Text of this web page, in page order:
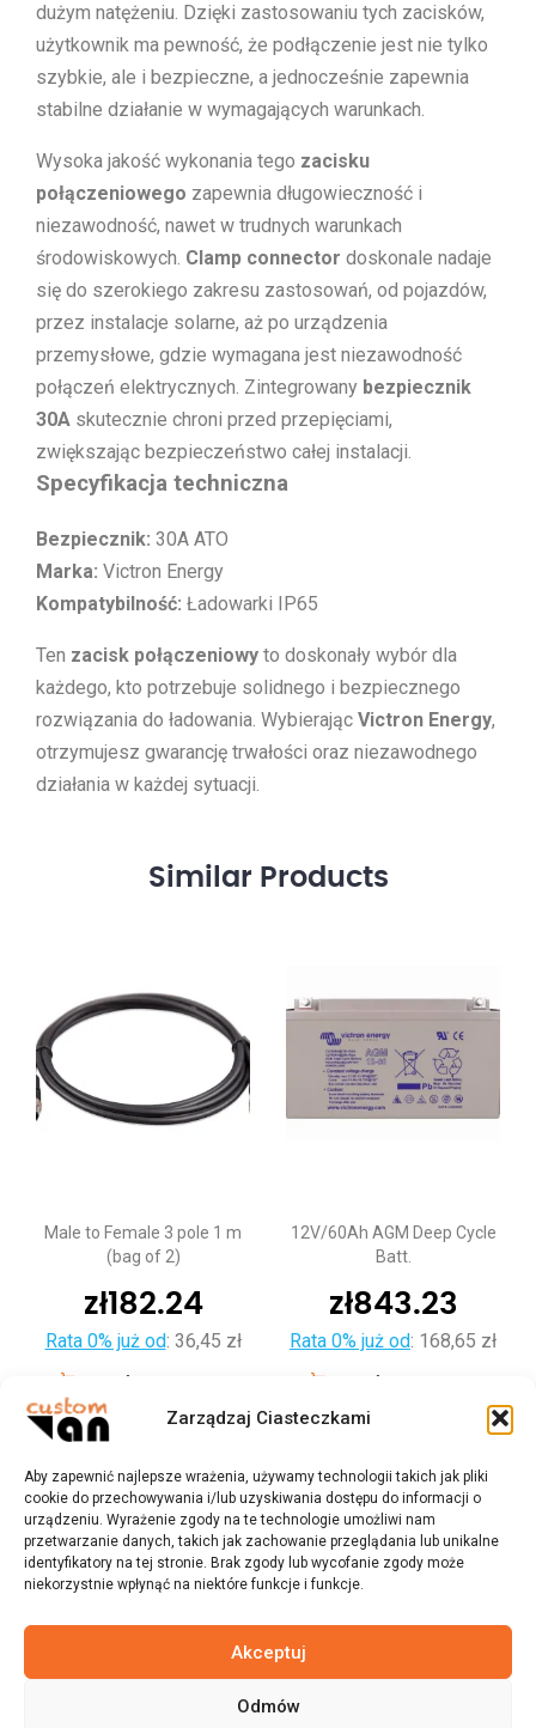
Zarządzaj Ciasteczkami
Aby zapewnić najlepsze wrażenia, używamy technologii takich jak pliki
cookie do przechowywania i/lub uzyskiwania dostępu do informacji o
urządzeniu. Wyrażenie zgody na te technologie umożliwi nam
przetwarzanie danych, takich jak zachowanie przeglądania lub unikalne
identyfikatory na tej stronie. Brak zgody lub wycofanie zgody może
niekorzystnie wpłynąć na niektóre funkcje i funkcje.
Akceptuj
Odmów
dużym natężeniu. Dzięki zastosowaniu tych zacisków,
użytkownik ma pewność, że podłączenie jest nie tylko
szybkie, ale i bezpieczne, a jednocześnie zapewnia
stabilne działanie w wymagających warunkach.
Wysoka jakość wykonania tego zacisku
połączeniowego zapewnia długowieczność i
niezawodność, nawet w trudnych warunkach
środowiskowych. Clamp connector doskonale nadaje
się do szerokiego zakresu zastosowań, od pojazdów,
przez instalacje solarne, aż po urządzenia
przemysłowe, gdzie wymagana jest niezawodność
połączeń elektrycznych. Zintegrowany bezpiecznik
30A skutecznie chroni przed przepięciami,
zwiększając bezpieczeństwo całej instalacji.
Specyfikacja techniczna
Bezpiecznik: 30A ATO
Marka: Victron Energy
Kompatybilność: Ładowarki IP65
Ten zacisk połączeniowy to doskonały wybór dla
każdego, kto potrzebuje solidnego i bezpiecznego
rozwiązania do ładowania. Wybierając Victron Energy,
otrzymujesz gwarancję trwałości oraz niezawodnego
działania w każdej sytuacji.
Similar Products
Male to Female 3 pole 1 m
(bag of 2)
zł182.24
Rata 0% już od: 36,45 zł
12V/60Ah AGM Deep Cycle
Batt.
zł843.23
Rata 0% już od: 168,65 zł